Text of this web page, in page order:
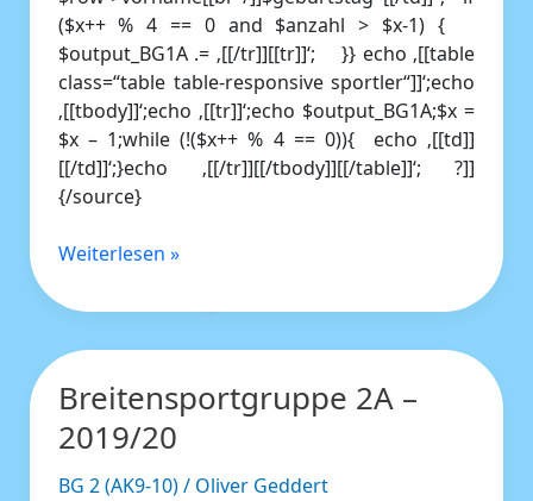
($x++ % 4 == 0 and $anzahl > $x-1) {
$output_BG1A .= ‚[[/tr]][[tr]]‘; }} echo ‚[[table
class=“table table-responsive sportler“]]‘;echo
‚[[tbody]]‘;echo ‚[[tr]]‘;echo $output_BG1A;$x =
$x – 1;while (!($x++ % 4 == 0)){ echo ‚[[td]]
[[/td]]‘;}echo ‚[[/tr]][[/tbody]][[/table]]‘; ?]]
{/source}
Weiterlesen »
Breitensportgruppe 2A –
2019/20
BG 2 (AK9-10)/ Oliver Geddert
Breitensportgruppe
–
2019/20